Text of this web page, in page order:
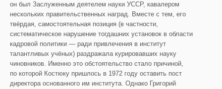
он был Заслуженным деятелем науки УССР, кавалером
нескольких правительственных наград. Вместе с тем, его
твёрдая, самостоятельная позиция (в частности,
систематическое нарушение тогдашних установок в области
кадровой политики — ради привлечения в институт
талантливых учёных) раздражала курировавших науку
чиновников. Именно это обстоятельство стало причиной,
по которой Костюку пришлось в 1972 году оставить пост
директора основанного им института. Однако Григорий